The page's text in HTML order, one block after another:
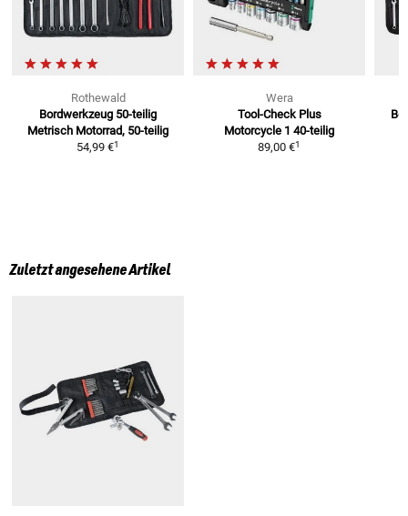
Rothewald
Bordwerkzeug 50-teilig
Metrisch Motorrad, 50-teilig
54,99 €1
Wera
Tool-Check Plus
Motorcycle 1 40-teilig
89,00 €1
Zuletzt angesehene Artikel